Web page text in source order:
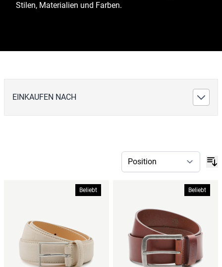
Stilen, Materialien und Farben.
EINKAUFEN NACH
Beliebt Beliebt